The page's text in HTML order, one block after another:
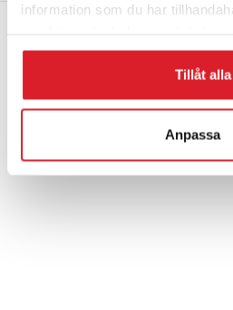
information som du har
Tillåt alla
Anpassa
Sjömarken, Sverige
Telefon: +46 (0)33-15 04 70
E-post: info@lindquistheating.se